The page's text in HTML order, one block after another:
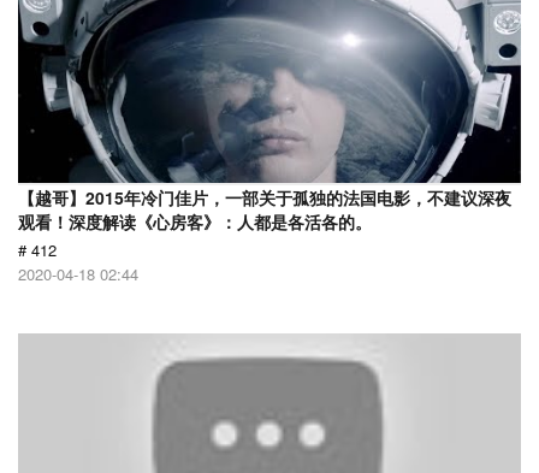
【越哥】2015年冷门佳片，一部关于孤独的法国电影，不建议深夜
观看！深度解读《心房客》：人都是各活各的。
# 412
2020-04-18 02:44